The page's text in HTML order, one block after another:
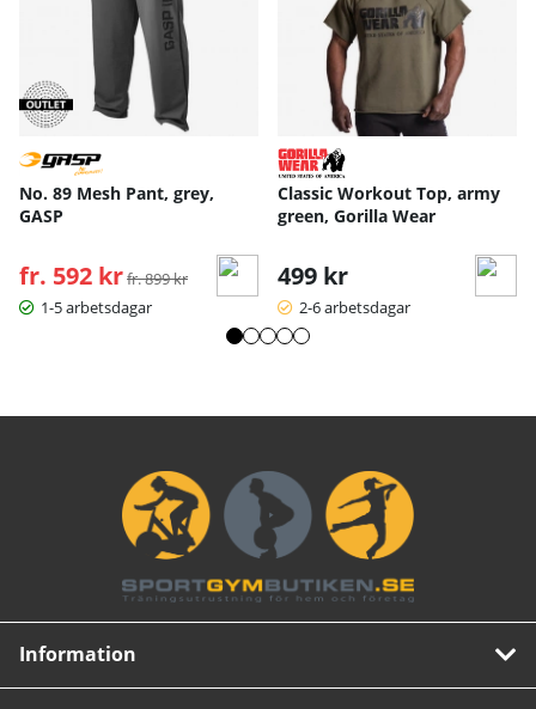
No. 89 Mesh Pant, grey,
GASP
fr. 592 kr Ordinarie pris:
fr. 899 kr
1-5 arbetsdagar
Classic Workout Top, army
green, Gorilla Wear
499 kr
2-6 arbetsdagar
Information